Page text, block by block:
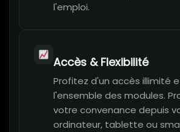
l'emploi.
Accès & Flexibilité
Profitez d'un accès illimité
l'ensemble des modules.
votre convenance depuis
ordinateur, tablette ou